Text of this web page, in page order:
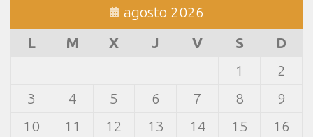
agosto 2026
L
M X J V S
D
1
2
3
4 5 6 7 8
9
10
11 12 13 14 15
16